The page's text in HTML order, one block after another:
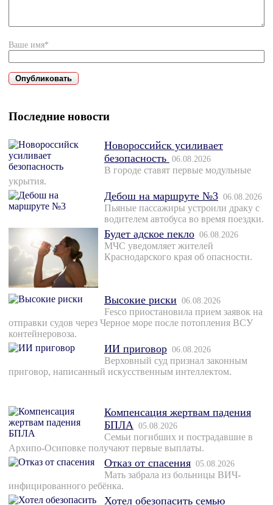
Ваше имя*
Последние новости
Новороссийск усиливает
безопасность 06.08.2026
В городе ставят первые модульные
укрытия.
Дебош на маршруте №3 06.08.2026
Пьяные пассажиры устроили драку с
водителем автобуса во время поездки.
Будет адское пекло 06.08.2026
МЧС уведомляет жителей
Краснодарского края об опасности.
Высокие риски 06.08.2026
Fesco приостановила прием заявок на
отправки судов через Черное море после потопления ВСУ
контейнеровоза.
ИИ приговор 06.08.2026
Верховный суд признал законным
приговор, написанный искусственным интеллектом.
Компенсация жертвам падения
БПЛА
05.08.2026
Семьи погибших и пострадавшие в
Архипо-Осиповке получают первые выплаты.
Отказ от спасения 05.08.2026
Мать забрала из больницы ВИЧ-
инфицированного ребёнка.
Хотел обезопасить семью